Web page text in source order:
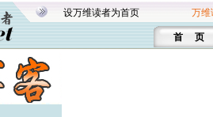
设万维读者为首页 万维
首 页